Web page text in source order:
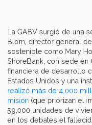
La GABV surgió de una
Blom, director general
sostenible como Mary
ShoreBank, con sede en
financiera de desarrollo
Estados Unidos y una
realizó más de 4,000
misión (que priorizan el
59,000 unidades de
en los debates el